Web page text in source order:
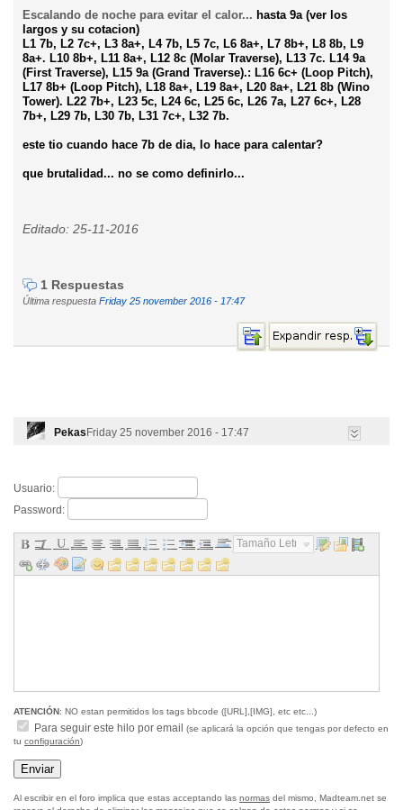
Escalando de noche para evitar el calor... hasta 9a (ver los
largos y su cotacion)
L1 7b, L2 7c+, L3 8a+, L4 7b, L5 7c, L6 8a+, L7 8b+, L8 8b, L9
8a+. L10 8b+, L11 8a+, L12 8c (Molar Traverse), L13 7c. L14 9a
(First Traverse), L15 9a (Grand Traverse).: L16 6c+ (Loop Pitch),
L17 8b+ (Loop Pitch), L18 8a+, L19 8a+, L20 8a+, L21 8b (Wino
Tower). L22 7b+, L23 5c, L24 6c, L25 6c, L26 7a, L27 6c+, L28
7b+, L29 7b, L30 7b, L31 7c+, L32 7b.
este tio cuando hace 7b de dia, lo hace para calentar?
que brutalidad... no se como definirlo...
Editado: 25-11-2016
1 Respuestas
Última respuesta Friday 25 november 2016 - 17:47
Pekas Friday 25 november 2016 - 17:47
Usuario:
Password:
Tamaño Letra...
ATENCIÓN: NO estan permitidos los tags bbcode ([URL],[IMG], etc etc...)
Para seguir este hilo por email
(se aplicará la opción que tengas por defecto en
tu configuración)
Al escribir en el foro implica que estas acceptando las normas del mismo, Madteam.net se